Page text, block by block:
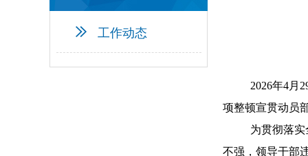
工作动态
2026年4月
项整顿宣贯动员
为贯彻落
不强，领导干部